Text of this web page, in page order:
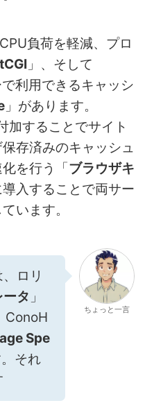
負荷を軽減、プロ
」、そして
利用できるキャッシ
」があります。
加することでサイト
存済みのキャッシュ
を行う「ブラウザキ
導入することで両サー
います。
ロリ
タ 」
ConoH
Spe
。それ
ちょっと一言